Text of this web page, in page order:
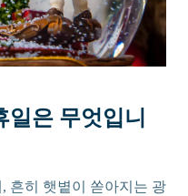
은 무엇입니
흔히 햇볕이 쏟아지는 광